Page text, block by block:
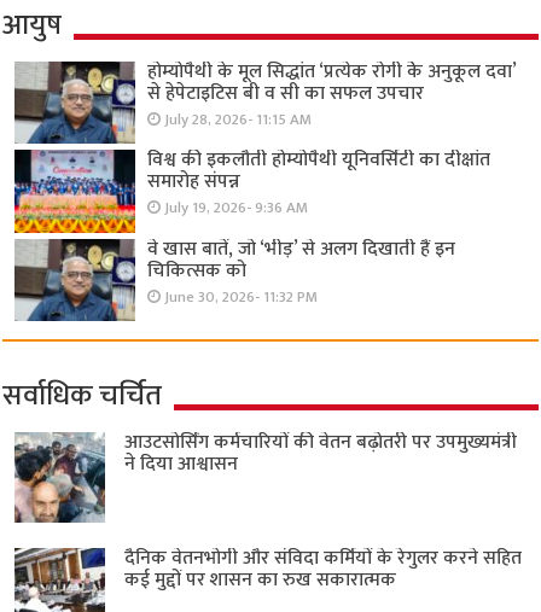
आयुष
होम्योपैथी के मूल सिद्धांत ‘प्रत्येक रोगी केे अनुकूल दवा’
से हेपेटाइटिस बी व सी का सफल उपचार
July 28, 2026- 11:15 AM
विश्व की इकलौती होम्योपैथी यूनिवर्सिटी का दीक्षांत
समारोह संपन्न
July 19, 2026- 9:36 AM
वे खास बातें, जो ‘भीड़’ से अलग दिखाती हैं इन
चिकित्सक को
June 30, 2026- 11:32 PM
सर्वाधिक चर्चित
आउटसोर्सिंग कर्मचारियों की वेतन बढ़ोतरी पर उपमुख्यमंत्री
ने दिया आश्वासन
दैनिक वेतनभोगी और संविदा कर्मियों के रेगुलर करने सहित
कई मुद्दों पर शासन का रुख सकारात्मक